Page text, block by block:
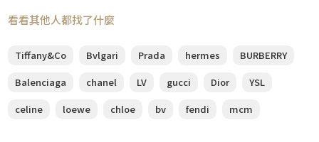
看看其他人都找了什麼
Tiffany&Co Bvlgari Prada hermes
BURBERRY
Balenciaga
chanel LV gucci Dior
YSL
celine
loewe chloe bv fendi mcm